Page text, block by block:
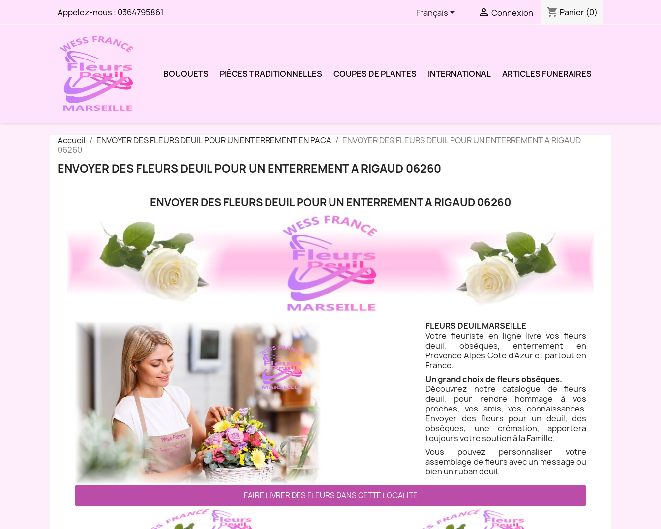
Appelez-nous : 0364795861 Français  Connexion shopping_cart Panier (0)
BOUQUETS PIÈCES TRADITIONNELLES COUPES DE PLANTES INTERNATIONAL ARTICLES FUNERAIRES
Accueil ENVOYER DES FLEURS DEUIL POUR UN ENTERREMENT EN PACA
ENVOYER DES FLEURS DEUIL POUR UN ENTERREMENT A RIGAUD
06260
ENVOYER DES FLEURS DEUIL POUR UN ENTERREMENT A RIGAUD 06260
ENVOYER DES FLEURS DEUIL POUR UN ENTERREMENT A RIGAUD 06260
FLEURS DEUIL MARSEILLE
Votre fleuriste en ligne livre vos fleurs
deuil, obsèques, enterrement en
Provence Alpes Côte d'Azur et partout en
France.
Un grand choix de fleurs obsèques.
Découvrez notre catalogue de fleurs
deuil, pour rendre hommage à vos
proches, vos amis, vos connaissances.
Envoyer des fleurs pour un deuil, des
obsèques, une crémation, apportera
toujours votre soutien à la Famille.
Vous pouvez personnaliser votre
assemblage de fleurs avec un message ou
bien un ruban deuil.
FAIRE LIVRER DES FLEURS DANS CETTE LOCALITE